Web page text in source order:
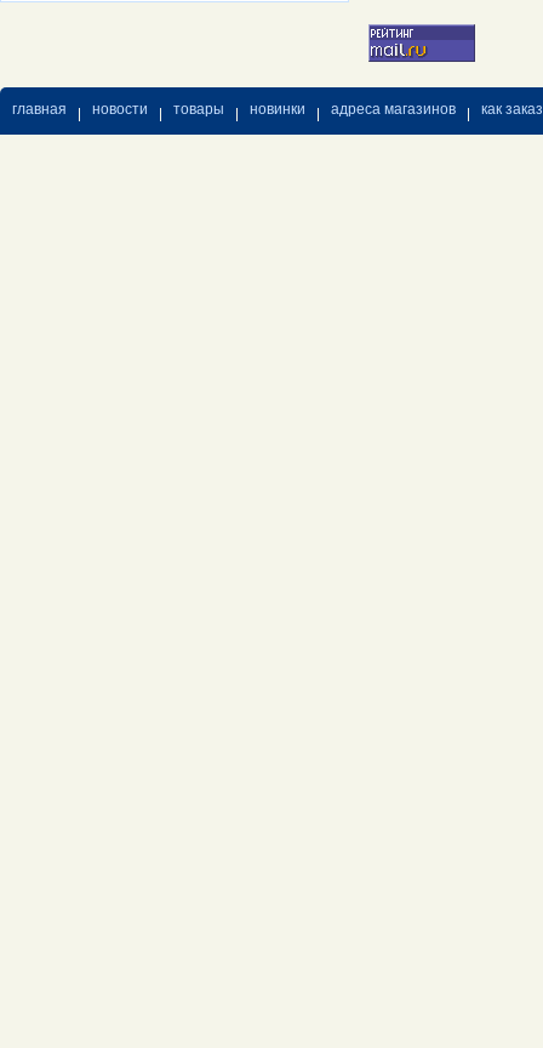
главная новости товары новинки адреса магазинов как